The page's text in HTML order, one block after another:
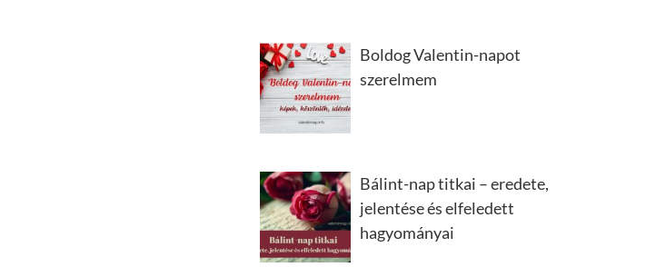
Boldog Valentin-napot
szerelmem
Bálint-nap titkai – eredete,
jelentése és elfeledett
hagyományai